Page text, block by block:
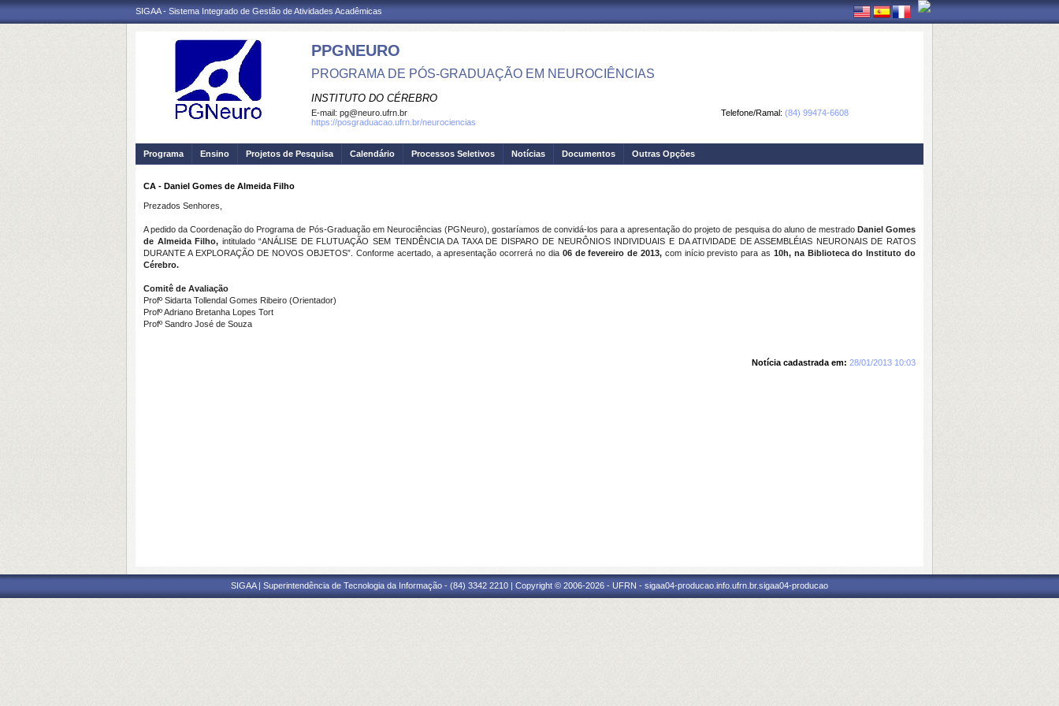
SIGAA - Sistema Integrado de Gestão de Atividades Acadêmicas
PPGNEURO
PROGRAMA DE PÓS-GRADUAÇÃO EM NEUROCIÊNCIAS
INSTITUTO DO CÉREBRO
Telefone/Ramal: (84) 99474-6608
E-mail: pg@neuro.ufrn.br
https://posgraduacao.ufrn.br/neurociencias
Programa Ensino Projetos de Pesquisa Calendário Processos Seletivos Notícias Documentos Outras Opções
CA - Daniel Gomes de Almeida Filho
Prezados Senhores,
A pedido da Coordenação do Programa de Pós-Graduação em Neurociências (PGNeuro), gostaríamos de convidá-los para a apresentação do projeto de pesquisa do aluno de mestrado Daniel Gomes
de Almeida Filho, intitulado “ANÁLISE DE FLUTUAÇÃO SEM TENDÊNCIA DA TAXA DE DISPARO DE NEURÔNIOS INDIVIDUAIS E DA ATIVIDADE DE ASSEMBLÉIAS NEURONAIS DE RATOS
DURANTE A EXPLORAÇÃO DE NOVOS OBJETOS”. Conforme acertado, a apresentação ocorrerá no dia 06 de fevereiro de 2013, com início previsto para as 10h, na Biblioteca do Instituto do
Cérebro.
Comitê de Avaliação
Profº Sidarta Tollendal Gomes Ribeiro (Orientador)
Profº Adriano Bretanha Lopes Tort
Profº Sandro José de Souza
Notícia cadastrada em: 28/01/2013 10:03
SIGAA | Superintendência de Tecnologia da Informação - (84) 3342 2210 | Copyright © 2006-2026 - UFRN - sigaa04-producao.info.ufrn.br.sigaa04-producao